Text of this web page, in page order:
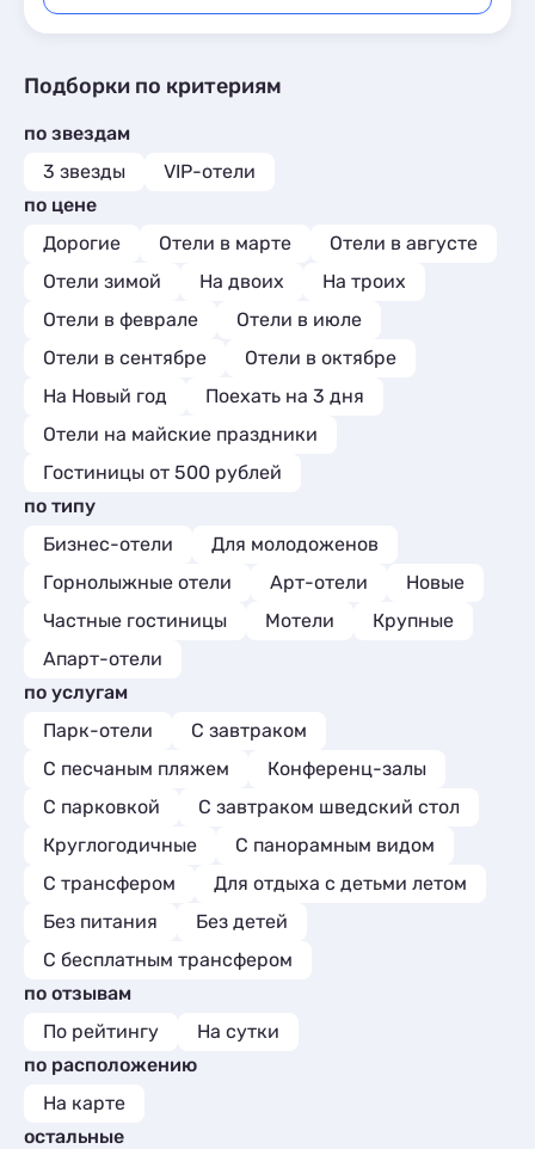
Подборки по критериям
по звездам
3 звезды
VIP-отели
по цене
Дорогие
Отели в марте
Отели в августе
Отели зимой
На двоих
На троих
Отели в феврале
Отели в июле
Отели в сентябре
Отели в октябре
На Новый год
Поехать на 3 дня
Отели на майские праздники
Гостиницы от 500 рублей
по типу
Бизнес-отели
Для молодоженов
Горнолыжные отели
Арт-отели
Новые
Частные гостиницы
Мотели
Крупные
Апарт-отели
по услугам
Парк-отели
С завтраком
С песчаным пляжем
Конференц-залы
С парковкой
С завтраком шведский стол
Круглогодичные
С панорамным видом
С трансфером
Для отдыха с детьми летом
Без питания
Без детей
С бесплатным трансфером
по отзывам
По рейтингу
На сутки
по расположению
На карте
остальные